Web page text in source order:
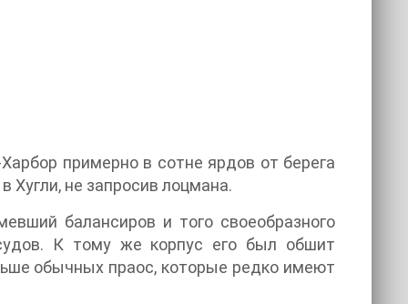
примерно в сотне ярдов от берега
не запросив лоцмана.
балансиров и того своеобразного
К тому же корпус его был обшит
обычных праос, которые редко имеют